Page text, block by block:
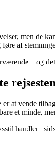
men de
af
– og
at vende
et minde,
handler i